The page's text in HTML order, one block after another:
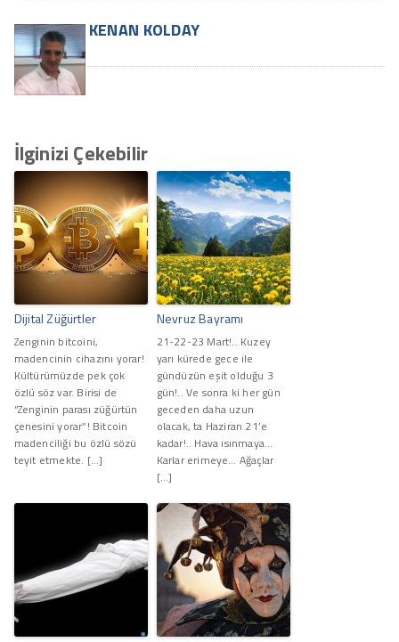
KENAN KOLDAY
İlginizi Çekebilir
Dijital Züğürtler
Zenginin bitcoini,
madencinin cihazını yorar!
Kültürümüzde pek çok
özlü söz var. Birisi de
“Zenginin parası züğürtün
çenesini yorar”! Bitcoin
madenciliği bu özlü sözü
teyit etmekte. […]
Nevruz Bayramı
21-22-23 Mart!.. Kuzey
yarı kürede gece ile
gündüzün eşit olduğu 3
gün!.. Ve sonra ki her gün
geceden daha uzun
olacak, ta Haziran 21’e
kadar!.. Hava ısınmaya…
Karlar erimeye… Ağaçlar
[…]